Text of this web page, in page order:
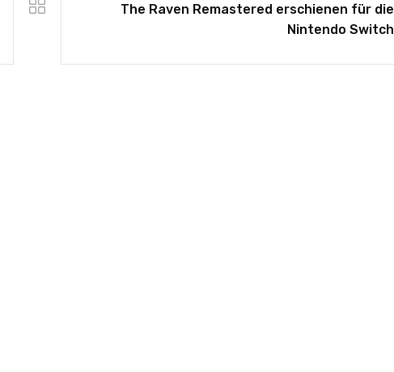
The Raven Remastered erschienen für die
Nintendo Switch